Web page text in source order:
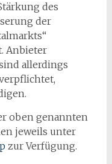
des
der
Anbieter
allerdings
oben genannten
jeweils unter
zur Verfügung.